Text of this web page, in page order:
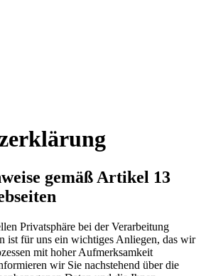
gemäß Artikel 13
Privatsphäre bei der Verarbeitung
ist für uns ein wichtiges Anliegen, das wir
mit hoher Aufmerksamkeit
wir Sie nachstehend über die